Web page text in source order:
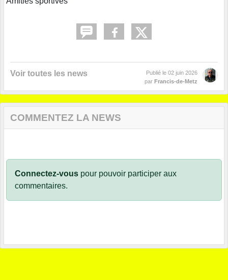
Voir toutes les news Publié le 02 juin 2026
par Francis-de-Metz
COMMENTEZ LA NEWS
Connectez-vous pour pouvoir participer aux
commentaires.